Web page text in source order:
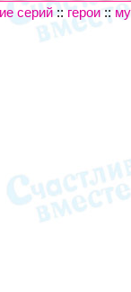
серий::герои ::